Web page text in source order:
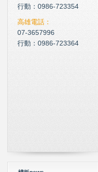
行動：0986-723354
高雄電話：
07-3657996
行動：0986-723364